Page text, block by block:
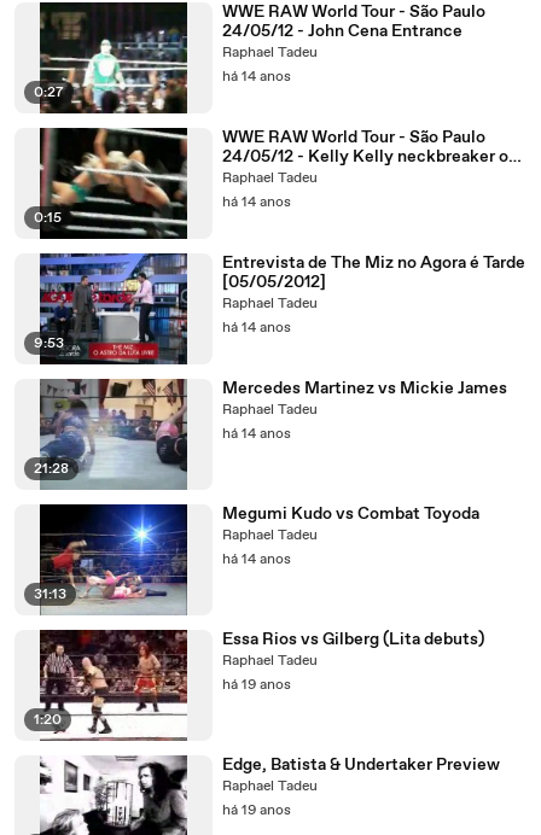
0:27
WWE RAW World Tour - São Paulo
24/05/12 - John Cena Entrance
Raphael Tadeu
há 14 anos
0:15
WWE RAW World Tour - São Paulo
24/05/12 - Kelly Kelly neckbreaker on
Beth Phoenix
Raphael Tadeu
há 14 anos
9:53
Entrevista de The Miz no Agora é Tarde
[05/05/2012]
Raphael Tadeu
há 14 anos
21:28
Mercedes Martinez vs Mickie James
Raphael Tadeu
há 14 anos
31:13
Megumi Kudo vs Combat Toyoda
Raphael Tadeu
há 14 anos
1:20
Essa Rios vs Gilberg (Lita debuts)
Raphael Tadeu
há 19 anos
Edge, Batista & Undertaker Preview
Raphael Tadeu
há 19 anos